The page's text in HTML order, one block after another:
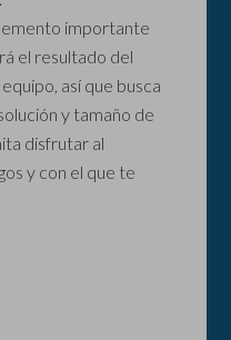
importante
el resultado del
así que busca
y tamaño de
disfrutar al
y con el que te